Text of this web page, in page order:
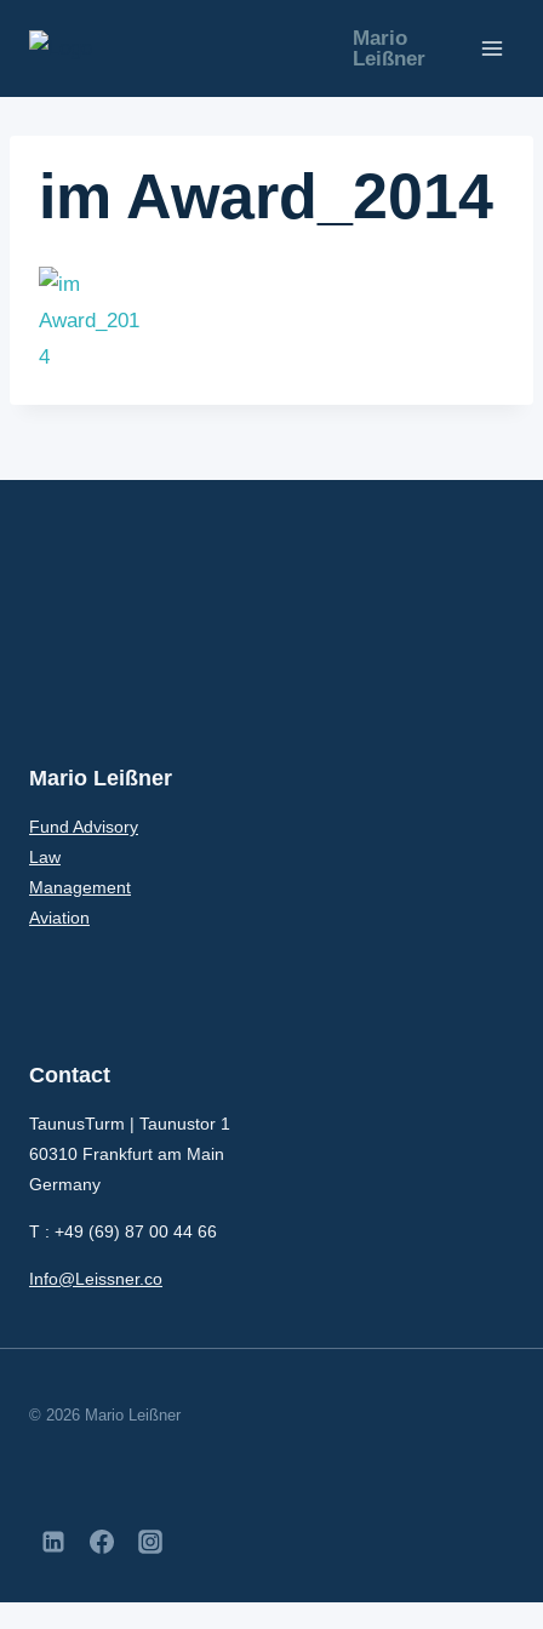
Inhalt
Mario
Leißner
im Award_2014
Mario Leißner
Fund Advisory
Law
Management
Aviation
Contact
TaunusTurm | Taunustor 1
60310 Frankfurt am Main
Germany
T : +49 (69) 87 00 44 66
Info@Leissner.co
© 2026 Mario Leißner